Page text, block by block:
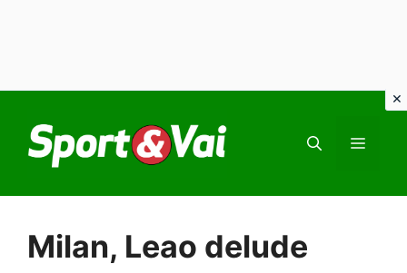
contenuto
Milan, Leao delude